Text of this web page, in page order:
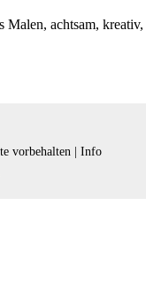
Malen, achtsam,
vorbehalten |
Info